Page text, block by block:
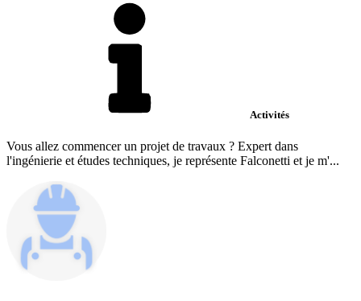
Activités
Vous allez commencer un projet de travaux ? Expert dans
l'ingénierie et études techniques, je représente Falconetti et je m'...